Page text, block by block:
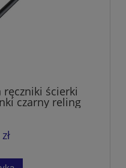
ręczniki ścierki
czarny reling